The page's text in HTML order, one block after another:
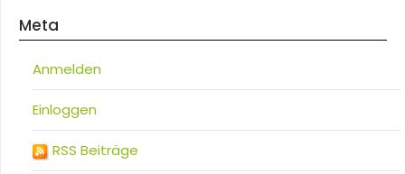
Meta
Anmelden
Einloggen
RSS Beiträge